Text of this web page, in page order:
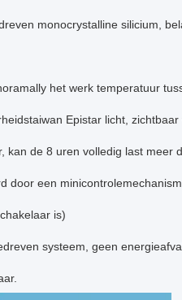
monocrystalline silicium,
het werk temperatuur
Epistar licht, zichtbaar
kan de 8 uren volledig last meer
door een
is)
systeem, geen